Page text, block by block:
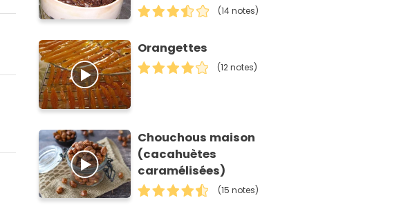
(14 notes)
Orangettes
(12 notes)
Chouchous maison
(cacahuètes
caramélisées)
(15 notes)